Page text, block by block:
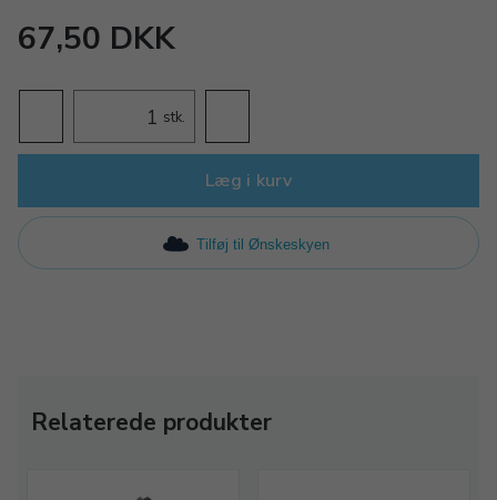
67,50 DKK
stk.
Læg i kurv
Tilføj til Ønskeskyen
Relaterede produkter